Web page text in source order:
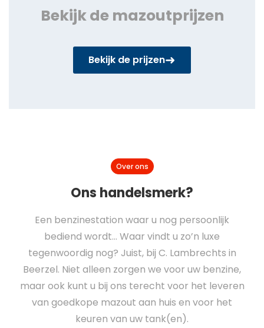
Bekijk de mazoutprijzen
Bekijk de prijzen➜
Over ons
Ons handelsmerk?
Een benzinestation waar u nog persoonlijk
bediend wordt… Waar vindt u zo’n luxe
tegenwoordig nog? Juist, bij C. Lambrechts in
Beerzel. Niet alleen zorgen we voor uw benzine,
maar ook kunt u bij ons terecht voor het leveren
van goedkope mazout aan huis en voor het
keuren van uw tank(en).